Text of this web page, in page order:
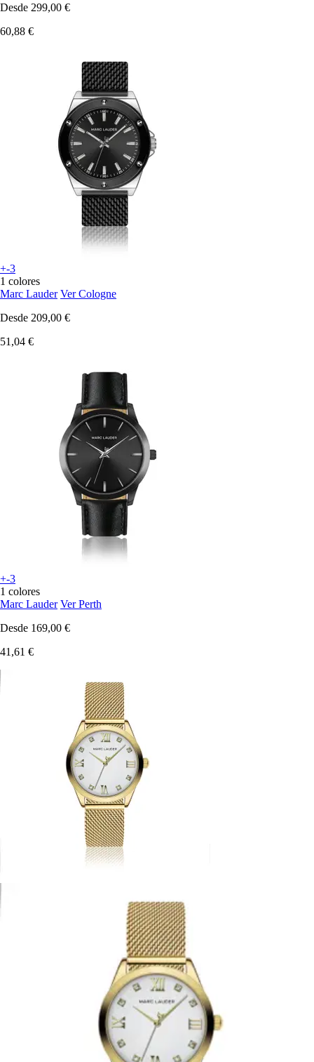
Desde 299,00 €
60,88 €
+-3
1 colores
Marc Lauder Ver Cologne
Desde 209,00 €
51,04 €
+-3
1 colores
Marc Lauder Ver Perth
Desde 169,00 €
41,61 €